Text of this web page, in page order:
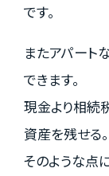
です。
またアパート
できます。
現金より相続
資産を残せる。
そのような点